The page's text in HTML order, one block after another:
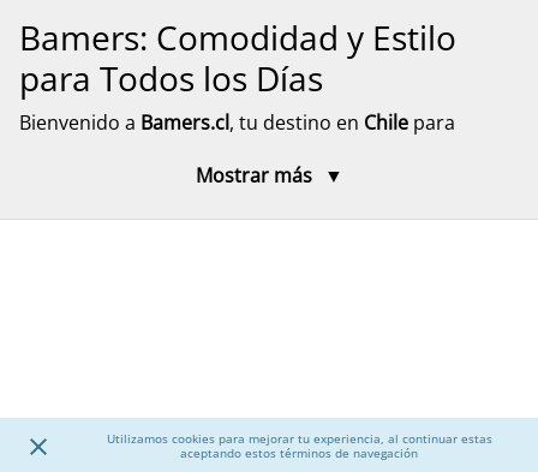
Utilizamos cookies para mejorar tu experiencia, al continuar estas
aceptando estos términos de navegación
Bamers: Comodidad y Estilo
para Todos los Días
Bienvenido a Bamers.cl, tu destino en Chile para
toda la familia. Aquí encontrarás modelos pensados
Calzado para Mujer
Descubre una amplia selección decalzado para mujer
Mostrar más